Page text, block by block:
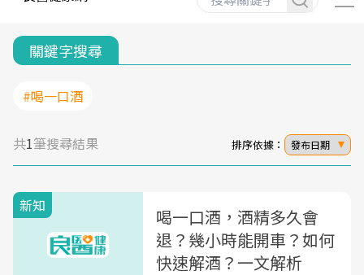
關鍵字搜尋
#喝一口酒
共1筆搜尋結果 排序依據： 發布日期
新知
喝一口酒，酒精多久會
退？幾小時能開車？如何
快速解酒？一文解析